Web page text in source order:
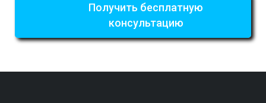
Получить бесплатную
консультацию